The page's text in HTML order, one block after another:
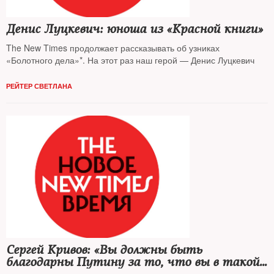
Денис Луцкевич: юноша из «Красной книги»
The New Times продолжает рассказывать об узниках
«Болотного дела»*. На этот раз наш герой — Денис Луцкевич
РЕЙТЕР СВЕТЛАНА
Сергей Кривов: «Вы должны быть
благодарны Путину за то, что вы в такой